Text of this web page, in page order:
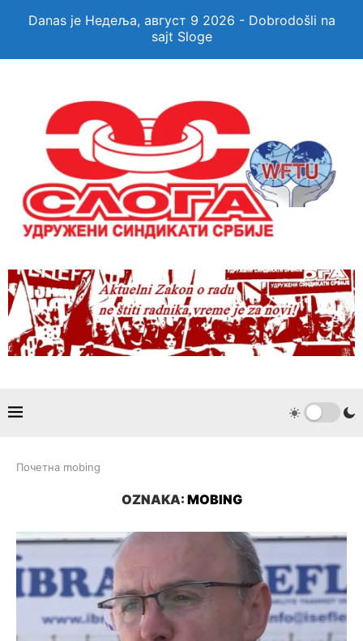
Danas je Недеља, август 9 2026 - Dobrodošli na
sajt Sloge
Почетна mobing
OZNAKA: MOBING